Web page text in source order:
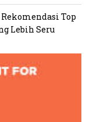
Top
Lebih Seru